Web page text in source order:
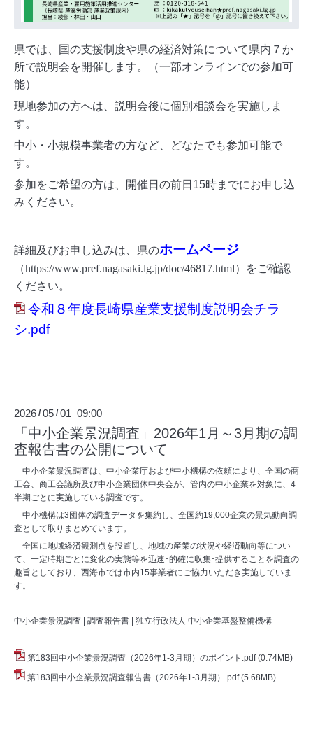
県では、国の支援制度や県の経済対策について県内７か
所で説明会を開催します。（一部オンラインでの参加可
能）
現地参加の方へは、説明会後に個別相談会を実施しま
す。
中小・小規模事業者の方など、どなたでも参加可能で
す。
参加をご希望の方は、開催日の前日15時までにお申し込
みください。
詳細及びお申し込みは、県のホームページ
（https://www.pref.nagasaki.lg.jp/doc/46817.html）
をご確認
ください。
令和８年度長崎県産業支援制度説明会チラ
シ.pdf
2026 /05 /01 09:00
「中小企業景況調査」2026年1月～3月期の調
査報告書の公開について
中小企業景況調査は、中小企業庁および中小機構の依頼により、全国の商
工会、商工会議所及び中小企業団体中央会が、管内の中小企業を対象に、4
半期ごとに実施している調査です。
中小機構は3団体の調査データを集約し、全国約19,000企業の景気動向調
査として取りまとめています。
全国に地域経済観測点を設置し、地域の産業の状況や経済動向等につい
て、一定時期ごとに変化の実態等を迅速･的確に収集･提供することを調査の
趣旨としており、西海市では市内15事業者にご協力いただき実施していま
す。
中小企業景況調査 | 調査報告書 | 独立行政法人 中小企業基盤整備機構
第183回中小企業景況調査（2026年1-3月期）のポイント.pdf (0.74MB)
第183回中小企業景況調査報告書（2026年1-3月期）.pdf (5.68MB)